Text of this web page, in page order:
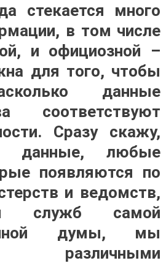
стекается много
в том числе
и официозной –
для того, чтобы
данные
соответствуют
Сразу скажу,
данные, любые
появляются по
и ведомств,
служб самой
думы, мы
различными